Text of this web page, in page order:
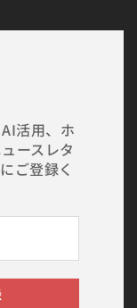
活用、ホ
ースレタ
ご登録く